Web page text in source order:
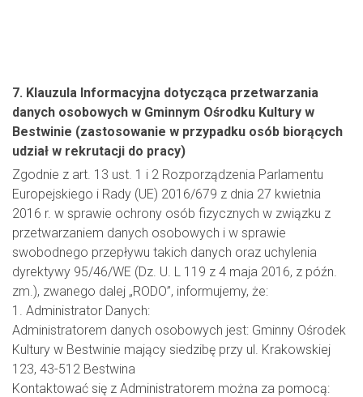
7. Klauzula Informacyjna dotycząca przetwarzania
danych osobowych w Gminnym Ośrodku Kultury w
Bestwinie (zastosowanie w przypadku osób biorących
udział w rekrutacji do pracy)
Zgodnie z art. 13 ust. 1 i 2 Rozporządzenia Parlamentu
Europejskiego i Rady (UE) 2016/679 z dnia 27 kwietnia
2016 r. w sprawie ochrony osób fizycznych w związku z
przetwarzaniem danych osobowych i w sprawie
swobodnego przepływu takich danych oraz uchylenia
dyrektywy 95/46/WE (Dz. U. L 119 z 4 maja 2016, z późn.
zm.), zwanego dalej „RODO”, informujemy, że:
1. Administrator Danych:
Administratorem danych osobowych jest: Gminny Ośrodek
Kultury w Bestwinie mający siedzibę przy ul. Krakowskiej
123, 43-512 Bestwina
Kontaktować się z Administratorem można za pomocą: